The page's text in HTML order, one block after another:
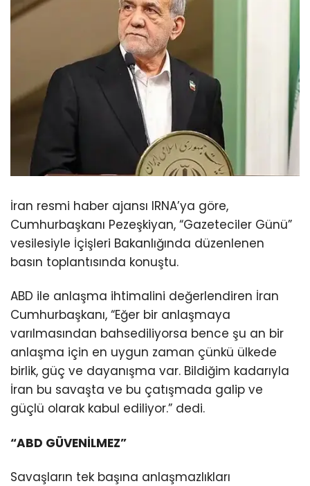
İran resmi haber ajansı IRNA’ya göre,
Cumhurbaşkanı Pezeşkiyan, “Gazeteciler Günü”
vesilesiyle İçişleri Bakanlığında düzenlenen
basın toplantısında konuştu.
ABD ile anlaşma ihtimalini değerlendiren İran
Cumhurbaşkanı, “Eğer bir anlaşmaya
varılmasından bahsediliyorsa bence şu an bir
anlaşma için en uygun zaman çünkü ülkede
birlik, güç ve dayanışma var. Bildiğim kadarıyla
İran bu savaşta ve bu çatışmada galip ve
güçlü olarak kabul ediliyor.” dedi.
“ABD GÜVENİLMEZ”
Savaşların tek başına anlaşmazlıkları